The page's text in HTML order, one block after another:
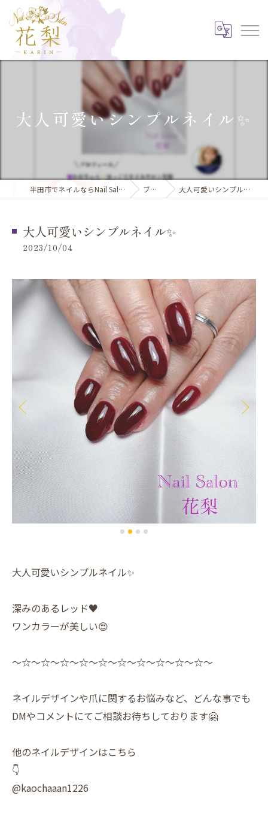
大人可愛いシンプルネイル✨
半田市でネイルならNail Salon 花梨 ブログ 大人可愛いシンプルネイル✨
大人可愛いシンプルネイル✨
2023/10/04
大人可愛いシンプルネイル✨
深みのあるレッド♥️
ワンカラーが美しい😍
〜☆〜☆〜☆〜☆〜☆〜☆〜☆〜☆〜☆〜☆〜
ネイルデザインや爪に関するお悩みなど、どんな事でも
DMやコメントにてご相談お待ちしております🤗
他のネイルデザインはこちら
👇
@kaochaaan1226